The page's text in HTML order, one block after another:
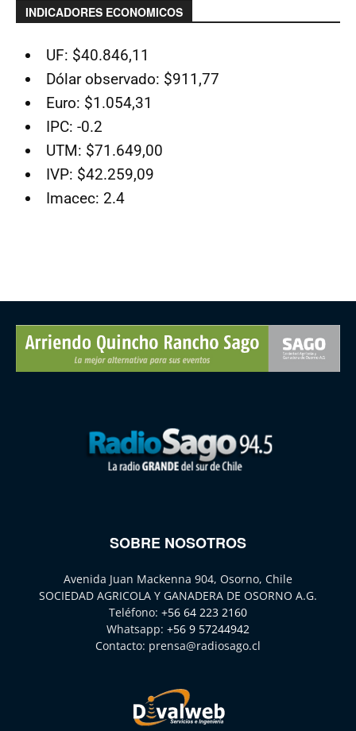
INDICADORES ECONOMICOS
UF: $40.846,11
Dólar observado: $911,77
Euro: $1.054,31
IPC: -0.2
UTM: $71.649,00
IVP: $42.259,09
Imacec: 2.4
SOBRE NOSOTROS
Avenida Juan Mackenna 904, Osorno, Chile
SOCIEDAD AGRICOLA Y GANADERA DE OSORNO A.G.
Teléfono: +56 64 223 2160
Whatsapp: +56 9 57244942
Contacto: prensa@radiosago.cl